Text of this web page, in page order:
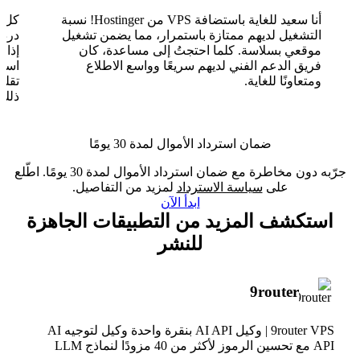
أنا سعيد للغاية باستضافة VPS من Hostinger! نسبة
التشغيل لديهم ممتازة باستمرار، مما يضمن تشغيل
موقعي بسلاسة. كلما احتجتُ إلى مساعدة، كان
فريق الدعم الفني لديهم سريعًا وواسع الاطلاع
ومتعاونًا للغاية.
ضمان استرداد الأموال لمدة 30 يومًا
جرّبه دون مخاطرة مع ضمان استرداد الأموال لمدة 30 يومًا. اطّلع
على سياسة الاسترداد لمزيد من التفاصيل.
ابدأ الآن
استكشف المزيد من التطبيقات الجاهزة
للنشر
9router
9router VPS | وكيل AI API بنقرة واحدة وكيل لتوجيه AI
API مع تحسين الرموز لأكثر من 40 مزودًا لنماذج LLM